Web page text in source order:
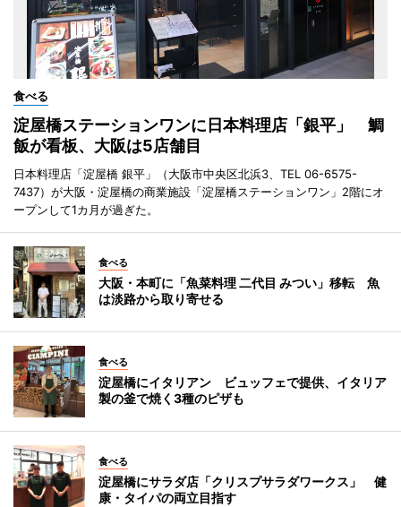
食べる
淀屋橋ステーションワンに日本料理店「銀平」 鯛
飯が看板、大阪は5店舗目
日本料理店「淀屋橋 銀平」（大阪市中央区北浜3、TEL 06-6575-
7437）が大阪・淀屋橋の商業施設「淀屋橋ステーションワン」2階にオ
ープンして1カ月が過ぎた。
食べる
大阪・本町に「魚菜料理 二代目 みつい」移転 魚
は淡路から取り寄せる
食べる
淀屋橋にイタリアン ビュッフェで提供、イタリア
製の釜で焼く3種のピザも
食べる
淀屋橋にサラダ店「クリスプサラダワークス」 健
康・タイパの両立目指す